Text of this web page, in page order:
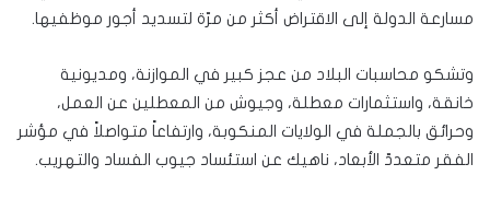
مسارعة الدولة إلى الاقتراض أكثر من مرّة لتسديد أجور موظفيها.
وتشكو محاسبات البلاد من عجز كبير في الموازنة، ومديونية
خانقة، واستثمارات معطلة، وجيوش من المعطلين عن العمل،
وحرائق بالجملة في الولايات المنكوبة، وارتفاعاً متواصلاً في مؤشر
الفقر متعددّ الأبعاد، ناهيك عن استئساد جيوب الفساد والتهريب.